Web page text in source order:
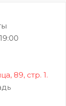
89, стр. 1.